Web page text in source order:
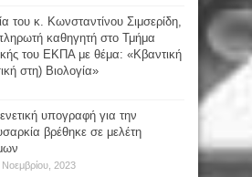
του κ. Κωνσταντίνου Σιμσερίδη,
καθηγητή στο Τμήμα
του ΕΚΠΑ με θέμα: «Κβαντική
στη) Βιολογία»
υπογραφή για την
βρέθηκε σε μελέτη
Νοεμβρίου, 2023